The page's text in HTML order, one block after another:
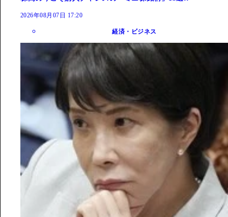
2026年08月07日 17:20
経済・ビジネス